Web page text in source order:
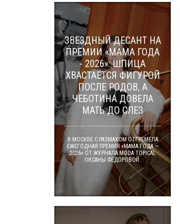
ЗВЕЗДНЫЙ ДЕСАНТ НА
ПРЕМИИ «МАМА ГОДА
- 2026»: ШПИЦА
ХВАСТАЕТСЯ ФИГУРОЙ
ПОСЛЕ РОДОВ, А
ЧЕБОТИНА ДОВЕЛА
МАТЬ ДО СЛЕЗ
В МОСКВЕ С РАЗМАХОМ ОТГРЕМЕЛА
ЕЖЕГОДНАЯ ПРЕМИЯ «МАМА ГОДА —
2026» ОТ ЖУРНАЛА MODA TOPICAL
ОКСАНЫ ФЁДОРОВОЙ.